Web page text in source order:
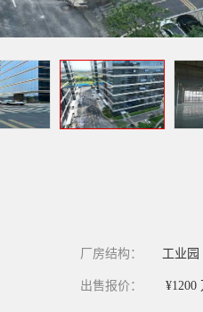
厂房结构： 工业园
出售报价： ¥1200